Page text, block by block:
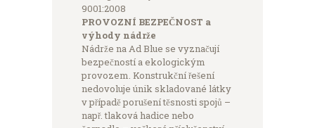
9001:2008
PROVOZNÍ BEZPEČNOST a
výhody nádrže
Nádrže na Ad Blue se vyznačují
bezpečností a ekologickým
provozem. Konstrukční řešení
nedovoluje únik skladované látky
v případě porušení těsnosti spojů –
např. tlaková hadice nebo